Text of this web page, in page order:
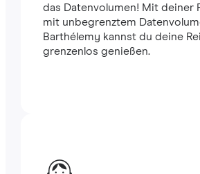
das Datenvolumen! Mit deiner
mit unbegrenztem
Barthélemy kannst du deine
grenzenlos genießen.